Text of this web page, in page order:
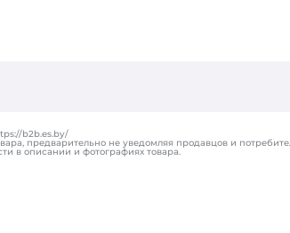
b2b.es.by/
предварительно не уведомляя продавцов и
в описании и фотографиях товара.